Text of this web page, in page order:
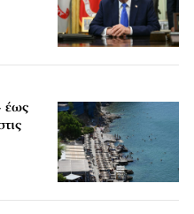
έως